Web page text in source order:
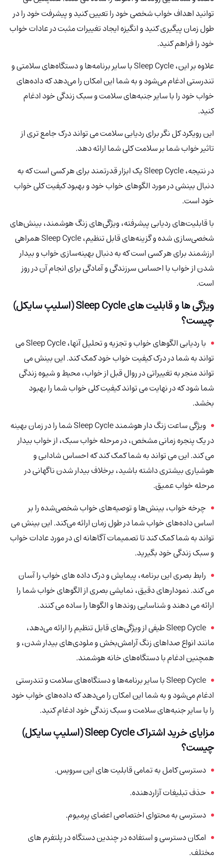
توانید اهداف خواب شخصی خود را تعیین کنید و پیشرفت خود را در
طول زمان پیگیری کنید و انگیزه ایجاد تغییرات مثبت در عادات خواب
خود را فراهم کنید.
علاوه بر این، Sleep Cycle با سایر برنامه‌ها و دستگاه‌های سلامتی و
تندرستی ادغام می‌شود و به شما این امکان را می‌دهد که داده‌های
خواب خود را با سایر جنبه‌های سلامت و سبک زندگی خود ادغام
کنید.
این رویکرد کل نگر برای ردیابی سلامت می تواند درک جامع تری از
تاثیر خواب شما بر سلامت کلی شما ارائه دهد.
در نتیجه، Sleep Cycle یک ابزار قدرتمند برای هر کسی است که به
دنبال بینشی در مورد الگوهای خواب خود و بهبود کیفیت کلی خواب
خود است.
با قابلیت‌های ردیابی پیشرفته، ویژگی‌های زنگ هوشمند، بینش‌های
شخصی‌سازی شده و گزینه‌های قابل تنظیم، Sleep Cycle همراهی
ارزشمند برای هر کسی است که به دنبال بهینه‌سازی خواب و بیدار
شدن از خواب با احساس سرزندگی و آمادگی برای انجام آن در روز
است.
ویژگی ها و قابلیت های Sleep Cycle (اسلیپ سایکل)
چیست؟
با ردیابی الگوهای خواب و تجزیه و تحلیل آنها، Sleep Cycle می
تواند به شما در درک کیفیت خواب خود کمک کند. این بینش می
تواند منجر به تغییراتی در روال قبل از خواب، محیط و شیوه زندگی
شما شود که در نهایت می تواند کیفیت کلی خواب شما را بهبود
بخشد.
ویژگی ساعت زنگ دار هوشمند Sleep Cycle شما را در زمان بهینه
در یک پنجره زمانی مشخص، در مرحله خواب سبک، از خواب بیدار
می کند. این می تواند به شما کمک کند که احساس شادابی و
هوشیاری بیشتری داشته باشید، برخلاف بیدار شدن ناگهانی در
مرحله خواب عمیق.
چرخه خواب، بینش‌ها و توصیه‌های خواب شخصی‌شده را بر
اساس داده‌های خواب شما در طول زمان ارائه می‌کند. این بینش می
تواند به شما کمک کند تا تصمیمات آگاهانه ای در مورد عادات خواب
و سبک زندگی خود بگیرید.
رابط بصری این برنامه، پیمایش و درک داده های خواب را آسان
می کند. نمودارهای دقیق، نمایشی بصری از الگوهای خواب شما را
ارائه می دهند و شناسایی روندها و الگوها را ساده می کنند.
Sleep Cycle طیفی از ویژگی‌های قابل تنظیم را ارائه می‌دهد،
مانند انواع صداهای زنگ آرامش‌بخش و ملودی‌های بیدار شدن، و
همچنین ادغام با دستگاه‌های خانه هوشمند.
Sleep Cycle با سایر برنامه‌ها و دستگاه‌های سلامت و تندرستی
ادغام می‌شود و به شما این امکان را می‌دهد که داده‌های خواب خود
را با سایر جنبه‌های سلامت و سبک زندگی خود ادغام کنید.
مزایای خرید اشتراک Sleep Cycle (اسلیپ سایکل)
چیست؟
دسترسی کامل به تمامی قابلیت های این سرویس.
حذف تبلیغات آزاردهنده.
دسترسی به محتوای اختصاصی اعضای پرمیوم.
امکان دسترسی و استفاده در چندین دستگاه در پلتفرم های
مختلف.